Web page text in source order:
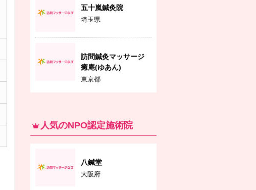
五十嵐鍼灸院
埼玉県
訪問鍼灸マッサージ
癒庵(ゆあん)
東京都
人気のNPO認定施術院
八鍼堂
大阪府